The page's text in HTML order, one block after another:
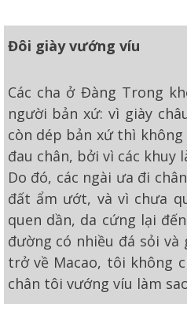
Đôi giày vướng víu
Các cha ở Đàng Trong
người bản xứ: vì giày
còn dép bản xứ thì
đau chân, bởi vì các khuy
Do đó, các ngài ưa đi
đất ẩm ướt, và vì chưa
quen dần, da cứng lại
đường có nhiều đá sỏi
trở về Macao, tôi không
chân tôi vướng víu làm